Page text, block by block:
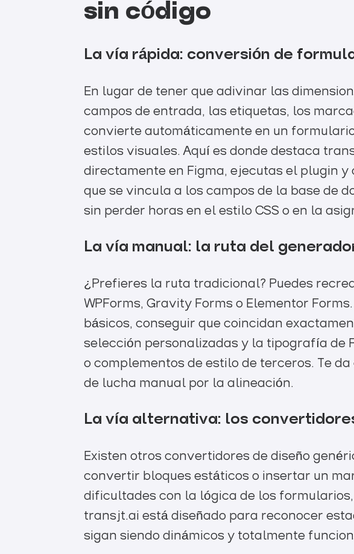
sin código
La vía rápida: conversión de
En lugar de tener que adivinar las
campos de entrada, las etiquetas, los
convierte automáticamente en un
estilos visuales. Aquí es donde destaca
directamente en Figma, ejecutas el plugin
que se vincula a los campos de la base de
sin perder horas en el estilo CSS o en la
La vía manual: la ruta del
¿Prefieres la ruta tradicional? Puedes
WPForms, Gravity Forms o Elementor
básicos, conseguir que coincidan
selección personalizadas y la tipografía de
o complementos de estilo de terceros. Te
de lucha manual por la alineación.
La vía alternativa: los
Existen otros convertidores de diseño
convertir bloques estáticos o insertar un
dificultades con la lógica de los
transjt.ai está diseñado para reconocer
sigan siendo dinámicos y totalmente